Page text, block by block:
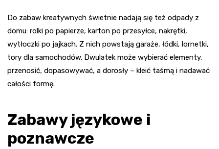
Do zabaw kreatywnych świetnie nadają się też odpady z
domu: rolki po papierze, karton po przesyłce, nakrętki,
wytłoczki po jajkach. Z nich powstają garaże, łódki, lornetki,
tory dla samochodów. Dwulatek może wybierać elementy,
przenosić, dopasowywać, a dorosły – kleić taśmą i nadawać
całości formę.
Zabawy językowe i
poznawcze